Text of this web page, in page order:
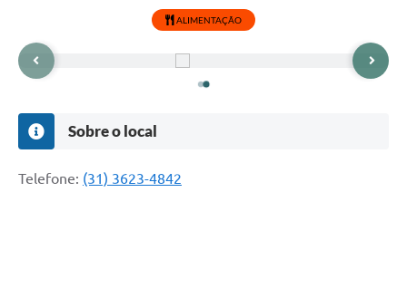
ALIMENTAÇÃO
Sobre o local
Telefone: (31) 3623-4842